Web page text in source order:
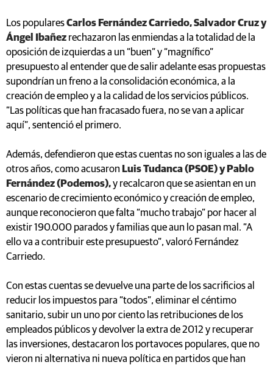
Los popularesCarlos Fernández Carriedo, Salvador Cruz y
Ángel Ibañez rechazaron las enmiendas a la totalidad de la
oposición de izquierdas a un “buen” y “magnífico”
presupuesto al entender que de salir adelante esas propuestas
supondrían un freno a la consolidación económica, a la
creación de empleo y a la calidad de los servicios públicos.
“Las políticas que han fracasado fuera, no se van a aplicar
aquí”, sentenció el primero.
Además, defendieron que estas cuentas no son iguales a las de
otros años, como acusaron Luis Tudanca (PSOE) y Pablo
Fernández (Podemos),y recalcaron que se asientan en un
escenario de crecimiento económico y creación de empleo,
aunque reconocieron que falta “mucho trabajo” por hacer al
existir 190.000 parados y familias que aun lo pasan mal. “A
ello va a contribuir este presupuesto”, valoró Fernández
Carriedo.
Con estas cuentas se devuelve una parte de los sacrificios al
reducir los impuestos para “todos”, eliminar el céntimo
sanitario, subir un uno por ciento las retribuciones de los
empleados públicos y devolver la extra de 2012 y recuperar
las inversiones, destacaron los portavoces populares, que no
vieron ni alternativa ni nueva política en partidos que han